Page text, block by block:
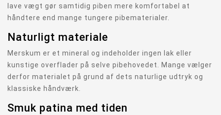
lave vægt gør samtidig piben mere komfortabel at
håndtere end mange tungere pibematerialer.
Naturligt materiale
Merskum er et mineral og indeholder ingen lak eller
kunstige overflader på selve pibehovedet. Mange vælger
derfor materialet på grund af dets naturlige udtryk og
klassiske håndværk.
Smuk patina med tiden